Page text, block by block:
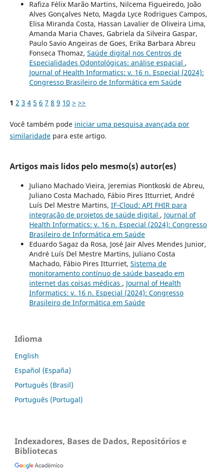
Rafiza Félix Marão Martins, Nilcema Figueiredo, João
Alves Gonçalves Neto, Magda Lyce Rodrigues Campos,
Elisa Miranda Costa, Hassan Lavalier de Oliveira Lima,
Amanda Maria Chaves, Gabriela da Silveira Gaspar,
Paulo Savio Angeiras de Goes, Erika Barbara Abreu
Fonseca Thomaz, Saúde digital nos Centros de
Especialidades Odontológicas: análise espacial ,
Journal of Health Informatics: v. 16 n. Especial (2024):
Congresso Brasileiro de Informática em Saúde
1 2 3 4 5 6 7 8 9 10 > >>
Você também pode iniciar uma pesquisa avançada por
similaridadepara este artigo.
Artigos mais lidos pelo mesmo(s) autor(es)
Juliano Machado Vieira, Jeremias Piontkoski de Abreu,
Juliano Costa Machado, Fábio Pires Itturriet, André
Luís Del Mestre Martins, IF-Cloud: API FHIR para
integração de projetos de saúde digital , Journal of
Health Informatics: v. 16 n. Especial (2024): Congresso
Brasileiro de Informática em Saúde
Eduardo Sagaz da Rosa, José Jair Alves Mendes Junior,
André Luís Del Mestre Martins, Juliano Costa
Machado, Fábio Pires Itturriet, Sistema de
monitoramento contínuo de saúde baseado em
internet das coisas médicas , Journal of Health
Informatics: v. 16 n. Especial (2024): Congresso
Brasileiro de Informática em Saúde
Idioma
English
Español (España)
Português (Brasil)
Português (Portugal)
Indexadores, Bases de Dados, Repositórios e
Bibliotecas